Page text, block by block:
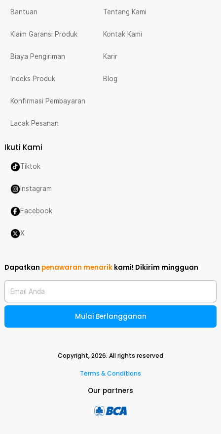
Bantuan
Klaim Garansi Produk
Biaya Pengiriman
Indeks Produk
Konfirmasi Pembayaran
Lacak Pesanan
Tentang Kami
Kontak Kami
Karir
Blog
Ikuti Kami
Tiktok
Instagram
Facebook
X
Dapatkan penawaran menarik kami! Dikirim mingguan
Email Anda
Mulai Berlangganan
Copyright,2026. All rights reserved
Terms & Conditions
Our partners